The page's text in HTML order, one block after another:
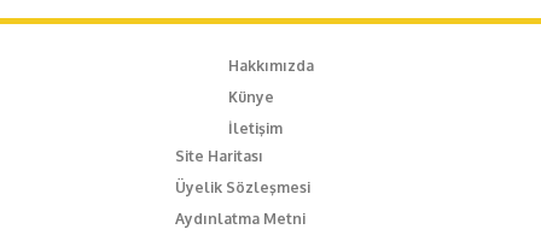
Hakkımızda
Künye
İletişim
Site Haritası
Üyelik Sözleşmesi
Aydınlatma Metni